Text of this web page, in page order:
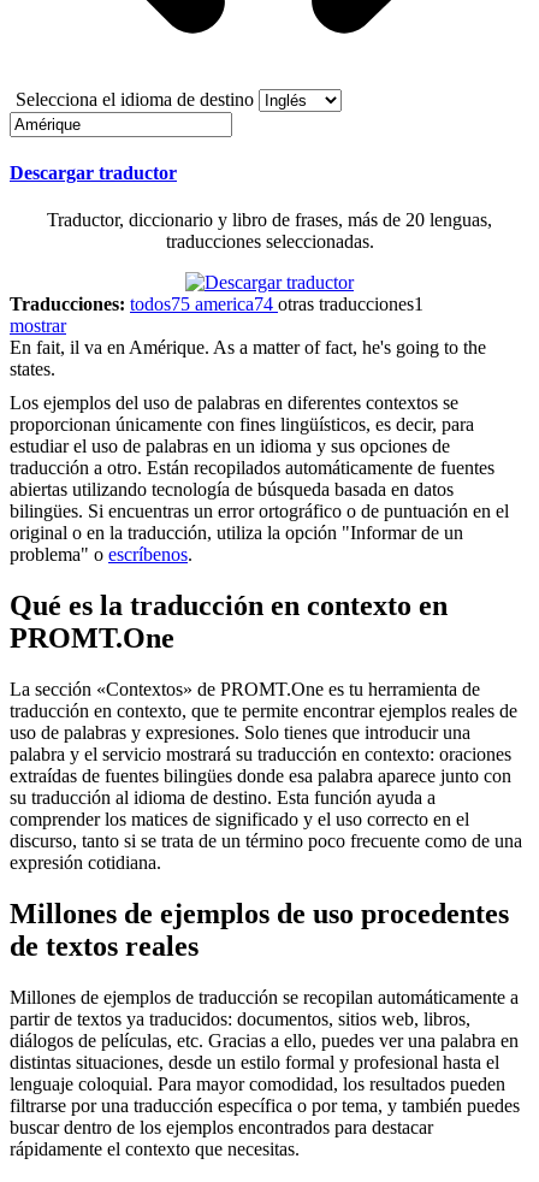
Selecciona el idioma de destino
Descargar traductor
Traductor, diccionario y libro de frases, más de 20 lenguas,
traducciones seleccionadas.
Traducciones: todos75 america74 otras traducciones1
mostrar
En fait, il va enAmérique. As a matter of fact, he's going to the
states.
Los ejemplos del uso de palabras en diferentes contextos se
proporcionan únicamente con fines lingüísticos, es decir, para
estudiar el uso de palabras en un idioma y sus opciones de
traducción a otro. Están recopilados automáticamente de fuentes
abiertas utilizando tecnología de búsqueda basada en datos
bilingües. Si encuentras un error ortográfico o de puntuación en el
original o en la traducción, utiliza la opción "Informar de un
problema" o escríbenos.
Qué es la traducción en contexto en
PROMT.One
La sección «Contextos» de PROMT.One es tu herramienta de
traducción en contexto, que te permite encontrar ejemplos reales de
uso de palabras y expresiones. Solo tienes que introducir una
palabra y el servicio mostrará su traducción en contexto: oraciones
extraídas de fuentes bilingües donde esa palabra aparece junto con
su traducción al idioma de destino. Esta función ayuda a
comprender los matices de significado y el uso correcto en el
discurso, tanto si se trata de un término poco frecuente como de una
expresión cotidiana.
Millones de ejemplos de uso procedentes
de textos reales
Millones de ejemplos de traducción se recopilan automáticamente a
partir de textos ya traducidos: documentos, sitios web, libros,
diálogos de películas, etc. Gracias a ello, puedes ver una palabra en
distintas situaciones, desde un estilo formal y profesional hasta el
lenguaje coloquial. Para mayor comodidad, los resultados pueden
filtrarse por una traducción específica o por tema, y también puedes
buscar dentro de los ejemplos encontrados para destacar
rápidamente el contexto que necesitas.